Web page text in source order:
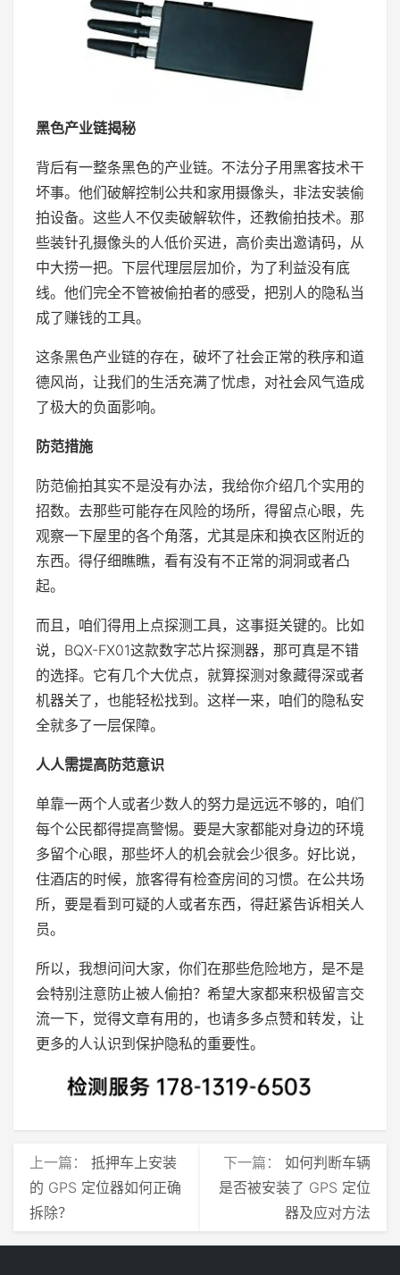
黑色产业链揭秘
背后有一整条黑色的产业链。不法分子用黑客技术干
坏事。他们破解控制公共和家用摄像头，非法安装偷
拍设备。这些人不仅卖破解软件，还教偷拍技术。那
些装针孔摄像头的人低价买进，高价卖出邀请码，从
中大捞一把。下层代理层层加价，为了利益没有底
线。他们完全不管被偷拍者的感受，把别人的隐私当
成了赚钱的工具。
这条黑色产业链的存在，破坏了社会正常的秩序和道
德风尚，让我们的生活充满了忧虑，对社会风气造成
了极大的负面影响。
防范措施
防范偷拍其实不是没有办法，我给你介绍几个实用的
招数。去那些可能存在风险的场所，得留点心眼，先
观察一下屋里的各个角落，尤其是床和换衣区附近的
东西。得仔细瞧瞧，看有没有不正常的洞洞或者凸
起。
而且，咱们得用上点探测工具，这事挺关键的。比如
说，BQX-FX01这款数字芯片探测器，那可真是不错
的选择。它有几个大优点，就算探测对象藏得深或者
机器关了，也能轻松找到。这样一来，咱们的隐私安
全就多了一层保障。
人人需提高防范意识
单靠一两个人或者少数人的努力是远远不够的，咱们
每个公民都得提高警惕。要是大家都能对身边的环境
多留个心眼，那些坏人的机会就会少很多。好比说，
住酒店的时候，旅客得有检查房间的习惯。在公共场
所，要是看到可疑的人或者东西，得赶紧告诉相关人
员。
所以，我想问问大家，你们在那些危险地方，是不是
会特别注意防止被人偷拍？希望大家都来积极留言交
流一下，觉得文章有用的，也请多多点赞和转发，让
更多的人认识到保护隐私的重要性。
上一篇： 抵押车上安装
的 GPS 定位器如何正确
拆除？
下一篇： 如何判断车辆
是否被安装了 GPS 定位
器及应对方法